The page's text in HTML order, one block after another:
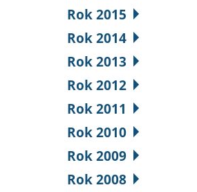
Rok 2015
Rok 2014
Rok 2013
Rok 2012
Rok 2011
Rok 2010
Rok 2009
Rok 2008